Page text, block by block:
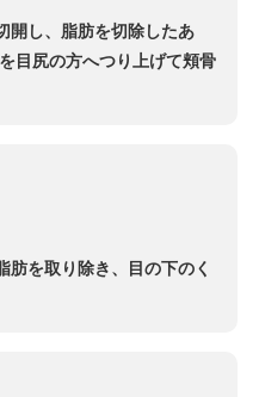
開し、脂肪を切除したあ
目尻の方へつり上げて頬骨
肪を取り除き、目の下のく